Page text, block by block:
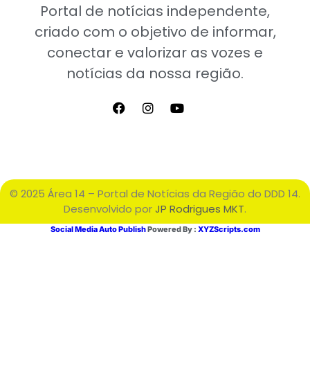
Portal de notícias independente,
criado com o objetivo de informar,
conectar e valorizar as vozes e
notícias da nossa região.
© 2025 Área 14 – Portal de Notícias da Região do DDD 14.
Desenvolvido porJP Rodrigues MKT.
Social Media Auto PublishPowered By : XYZScripts.com